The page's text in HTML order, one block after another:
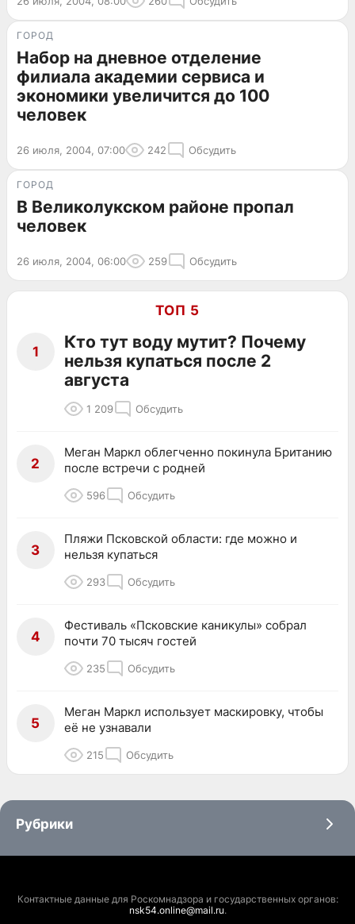
ГОРОД
Набор на дневное отделение
филиала академии сервиса и
экономики увеличится до 100
человек
26 июля, 2004, 07:00 242 Обсудить
ГОРОД
В Великолукском районе пропал
человек
26 июля, 2004, 06:00 259 Обсудить
ТОП 5
1
Кто тут воду мутит? Почему
нельзя купаться после 2
августа
1 209 Обсудить
2
Меган Маркл облегченно покинула Британию
после встречи с родней
596 Обсудить
3
Пляжи Псковской области: где можно и
нельзя купаться
293 Обсудить
4
Фестиваль «Псковские каникулы» собрал
почти 70 тысяч гостей
235 Обсудить
5
Меган Маркл использует маскировку, чтобы
её не узнавали
215 Обсудить
Рубрики
Контактные данные для Роскомнадзора и государственных органов:
nsk54.online@mail.ru.